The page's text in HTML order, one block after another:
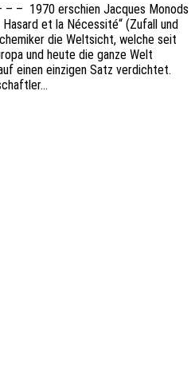
– – 1970 erschien Jacques Monods
et la Néces­si­té“ (Zufall und
die Welt­sicht, welche seit
und heute die ganze Welt
einen einzi­gen Satz verdich­tet.